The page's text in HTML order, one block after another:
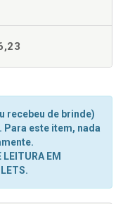
recebeu de brinde)
Para este item, nada
LEITURA EM